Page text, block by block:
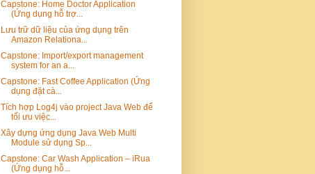
Capstone: Home Doctor Application
(Ứng dụng hỗ trợ...
Lưu trữ dữ liệu của ứng dụng trên
Amazon Relationa...
Capstone: Import/export management
system for an a...
Capstone: Fast Coffee Application (Ứng
dụng đặt cà...
Tích hợp Log4j vào project Java Web để
tối ưu việc...
Xây dựng ứng dụng Java Web Multi
Module sử dụng Sp...
Capstone: Car Wash Application – iRua
(Ứng dụng hỗ...